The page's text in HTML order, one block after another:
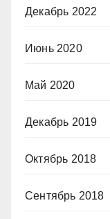
Декабрь 2022
Июнь 2020
Май 2020
Декабрь 2019
Октябрь 2018
Сентябрь 2018